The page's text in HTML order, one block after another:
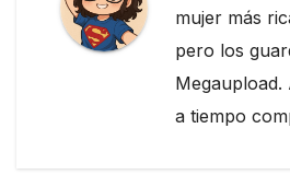
mujer más
pero los
Megaupload.
a tiempo